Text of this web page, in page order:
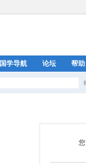
国学导航 论坛 帮助